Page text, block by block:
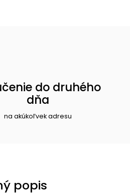
do druhého
dňa
na akúkoľvek adresu
popis